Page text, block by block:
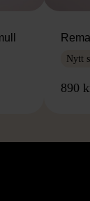
Nytt
890